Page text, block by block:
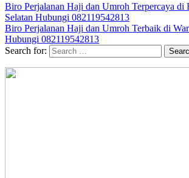
Biro Perjalanan Haji dan Umroh Terpercaya di
Selatan Hubungi 082119542813
Biro Perjalanan Haji dan Umroh Terbaik di
Hubungi 082119542813
Search for: